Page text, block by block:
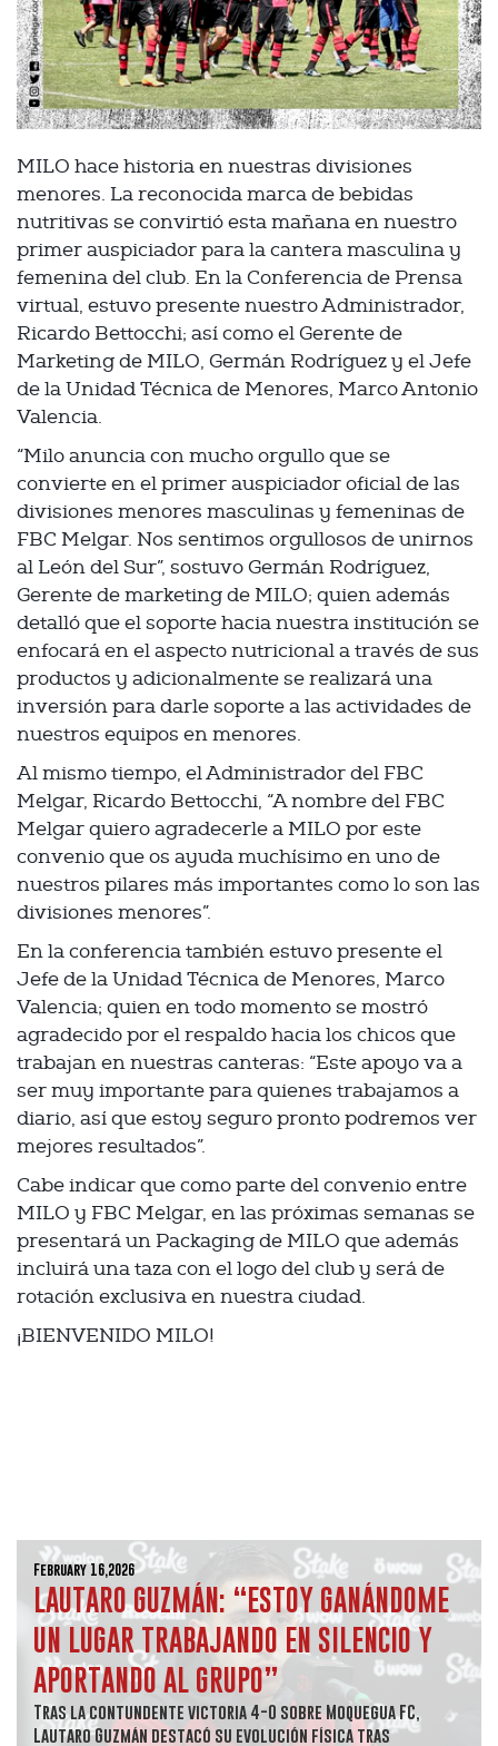
MILO hace historia en nuestras divisiones
menores. La reconocida marca de bebidas
nutritivas se convirtió esta mañana en nuestro
primer auspiciador para la cantera masculina y
femenina del club. En la Conferencia de Prensa
virtual, estuvo presente nuestro Administrador,
Ricardo Bettocchi; así como el Gerente de
Marketing de MILO, Germán Rodríguez y el Jefe
de la Unidad Técnica de Menores, Marco Antonio
Valencia.
“Milo anuncia con mucho orgullo que se
convierte en el primer auspiciador oficial de las
divisiones menores masculinas y femeninas de
FBC Melgar. Nos sentimos orgullosos de unirnos
al León del Sur”, sostuvo Germán Rodríguez,
Gerente de marketing de MILO; quien además
detalló que el soporte hacia nuestra institución se
enfocará en el aspecto nutricional a través de sus
productos y adicionalmente se realizará una
inversión para darle soporte a las actividades de
nuestros equipos en menores.
Al mismo tiempo, el Administrador del FBC
Melgar, Ricardo Bettocchi, “A nombre del FBC
Melgar quiero agradecerle a MILO por este
convenio que os ayuda muchísimo en uno de
nuestros pilares más importantes como lo son las
divisiones menores”.
En la conferencia también estuvo presente el
Jefe de la Unidad Técnica de Menores, Marco
Valencia; quien en todo momento se mostró
agradecido por el respaldo hacia los chicos que
trabajan en nuestras canteras: “Este apoyo va a
ser muy importante para quienes trabajamos a
diario, así que estoy seguro pronto podremos ver
mejores resultados”.
Cabe indicar que como parte del convenio entre
MILO y FBC Melgar, en las próximas semanas se
presentará un Packaging de MILO que además
incluirá una taza con el logo del club y será de
rotación exclusiva en nuestra ciudad.
¡BIENVENIDO MILO!
February 16,2026
LAUTARO GUZMÁN: “ESTOY GANÁNDOME
UN LUGAR TRABAJANDO EN SILENCIO Y
APORTANDO AL GRUPO”
Tras la contundente victoria 4-0 sobre Moquegua FC,
Lautaro Guzmán destacó su evolución física tras